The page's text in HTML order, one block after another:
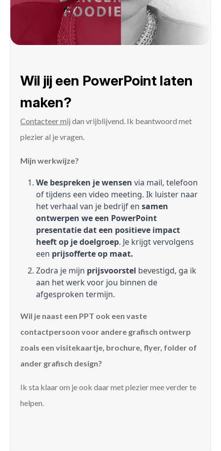
Wil jij een PowerPoint laten
maken?
Contacteer mij dan vrijblijvend. Ik beantwoord met
plezier al je vragen.
Mijn werkwijze?
We bespreken je wensen via mail, telefoon
of tijdens een video meeting. Ik luister naar
het verhaal van je bedrijf en samen
ontwerpen we een PowerPoint
presentatie dat een positieve impact
heeft op je doelgroep. Je krijgt vervolgens
een prijsofferte op maat.
Zodra je mijn prijsvoorstel bevestigd, ga ik
aan het werk voor jou binnen de
afgesproken termijn.
Wil je naast een PPT ook een vaste
contactpersoon voor andere grafisch ontwerp
zoals een visitekaartje, brochure, flyer, folder of
ander grafisch design?
Ik sta klaar om je ook daar met plezier mee verder te
helpen.